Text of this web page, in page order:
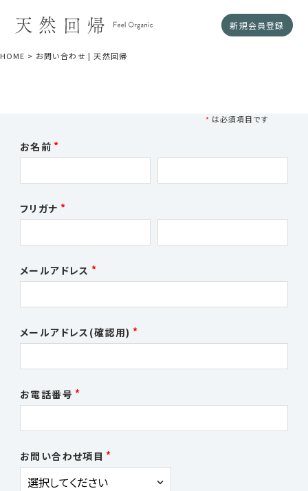
新規会員登録
HOME お問い合わせ | 天然回帰
* は必須項目です
お名前
フリガナ
メールアドレス
メールアドレス(確認用)
お電話番号
お問い合わせ項目